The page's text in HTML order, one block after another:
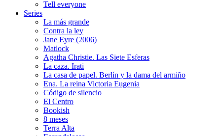
Tell everyone
Series
La más grande
Contra la ley
Jane Eyre (2006)
Matlock
Agatha Christie. Las Siete Esferas
La caza. Irati
La casa de papel. Berlín y la dama del armiño
Ena. La reina Victoria Eugenia
Código de silencio
El Centro
Bookish
8 meses
Terra Alta